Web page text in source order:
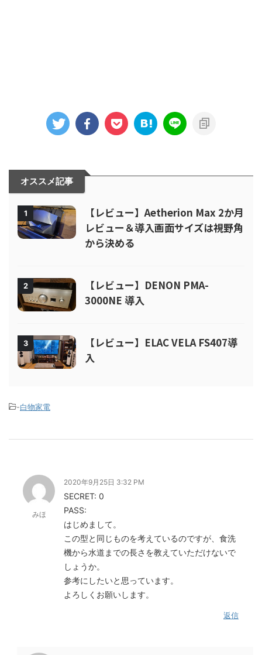
オススメ記事
1
【レビュー】Aetherion Max 2か月
レビュー＆導入画面サイズは視野角
から決める
2
【レビュー】DENON PMA-
3000NE 導入
3
【レビュー】ELAC VELA FS407導
入
-白物家電
みほ
2020年9月25日 3:32 PM
SECRET: 0
PASS:
はじめまして。
この型と同じものを考えているのですが、食洗
機から水道までの長さを教えていただけないで
しょうか。
参考にしたいと思っています。
よろしくお願いします。
返信